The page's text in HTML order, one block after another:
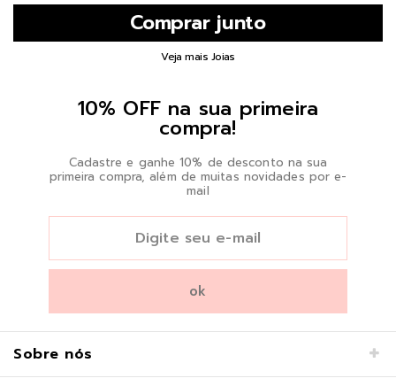
Veja mais Joias
10% OFF na sua primeira
compra!
Cadastre e ganhe 10% de desconto na sua
primeira compra, além de muitas novidades por e-
mail
Sobre nós